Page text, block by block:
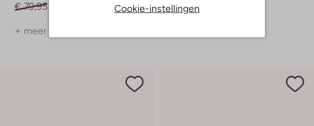
Cookie-instellingen
€ 79,95
+ meer kleuren
€ 69,99